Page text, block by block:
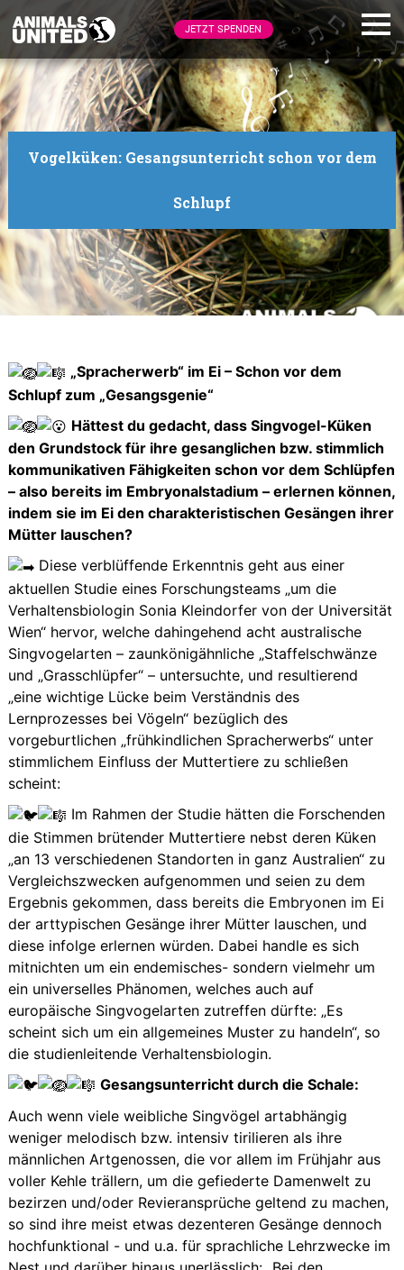
JETZT SPENDEN
Vogelküken: Gesangsunterricht schon vor dem
Schlupf
„Spracherwerb“ im Ei – Schon vor dem
Schlupf zum „Gesangsgenie“
Hättest du gedacht, dass Singvogel-Küken
den Grundstock für ihre gesanglichen bzw. stimmlich
kommunikativen Fähigkeiten schon vor dem Schlüpfen
– also bereits im Embryonalstadium – erlernen können,
indem sie im Ei den charakteristischen Gesängen ihrer
Mütter lauschen?
Diese verblüffende Erkenntnis geht aus einer
aktuellen Studie eines Forschungsteams „um die
Verhaltensbiologin Sonia Kleindorfer von der Universität
Wien“ hervor, welche dahingehend acht australische
Singvogelarten – zaunkönigähnliche „Staffelschwänze
und „Grasschlüpfer“ – untersuchte, und resultierend
„eine wichtige Lücke beim Verständnis des
Lernprozesses bei Vögeln“ bezüglich des
vorgeburtlichen „frühkindlichen Spracherwerbs“ unter
stimmlichem Einfluss der Muttertiere zu schließen
scheint:
Im Rahmen der Studie hätten die Forschenden
die Stimmen brütender Muttertiere nebst deren Küken
„an 13 verschiedenen Standorten in ganz Australien“ zu
Vergleichszwecken aufgenommen und seien zu dem
Ergebnis gekommen, dass bereits die Embryonen im Ei
der arttypischen Gesänge ihrer Mütter lauschen, und
diese infolge erlernen würden. Dabei handle es sich
mitnichten um ein endemisches- sondern vielmehr um
ein universelles Phänomen, welches auch auf
europäische Singvogelarten zutreffen dürfte: „Es
scheint sich um ein allgemeines Muster zu handeln“, so
die studienleitende Verhaltensbiologin.
Gesangsunterricht durch die Schale:
Auch wenn viele weibliche Singvögel artabhängig
weniger melodisch bzw. intensiv tirilieren als ihre
männlichen Artgenossen, die vor allem im Frühjahr aus
voller Kehle trällern, um die gefiederte Damenwelt zu
bezirzen und/oder Revieransprüche geltend zu machen,
so sind ihre meist etwas dezenteren Gesänge dennoch
hochfunktional - und u.a. für sprachliche Lehrzwecke im